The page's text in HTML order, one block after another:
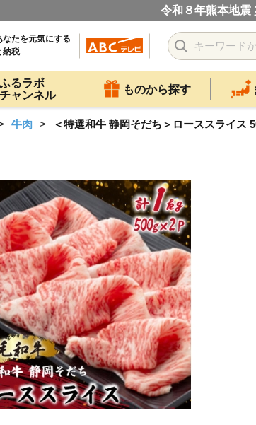
令和８年熊本地震
なたを元気にする
納税
ふるラボ
チャンネル
ものから探す
牛肉 ＜特選和牛 静岡そだち＞ローススライス